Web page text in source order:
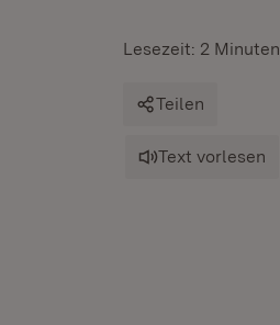
Lesezeit: 2 Minuten
Teilen
Text vorlesen